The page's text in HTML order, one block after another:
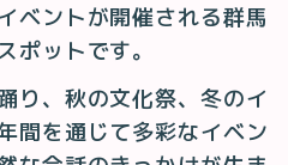
ベントが開催される群馬
ポットです。
り、秋の文化祭、冬のイ
間を通じて多彩なイベン